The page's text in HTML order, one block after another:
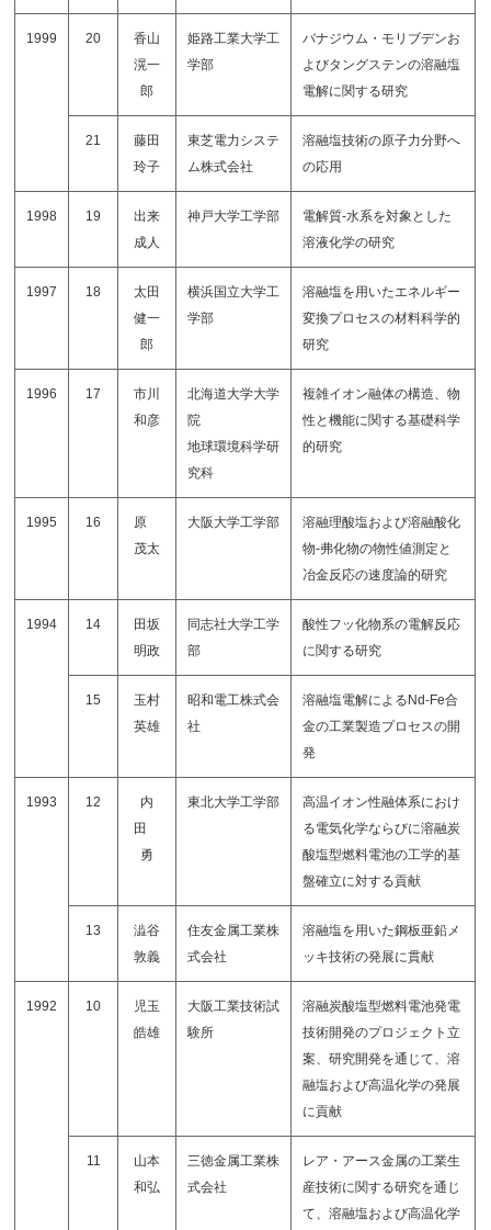
1999 20
香山
滉一
郎
姫路工業大学工
学部
バナジウム・モリブデンお
よびタングステンの溶融塩
電解に関する研究
21
藤田
玲子
東芝電力システ
ム株式会社
溶融塩技術の原子力分野へ
の応用
1998 19
出来
成人
神戸大学工学部
電解質-水系を対象とした
溶液化学の研究
1997 18
太田
健一
郎
横浜国立大学工
学部
溶融塩を用いたエネルギー
変換プロセスの材料科学的
研究
1996 17
市川
和彦
北海道大学大学
院
地球環境科学研
究科
複雑イオン融体の構造、物
性と機能に関する基礎科学
的研究
1995 16
原
茂太
大阪大学工学部
溶融理酸塩および溶融酸化
物-弗化物の物性値測定と
冶金反応の速度論的研究
1994 14
田坂
明政
同志社大学工学
部
酸性フッ化物系の電解反応
に関する研究
15
玉村
英雄
昭和電工株式会
社
溶融塩電解によるNd-Fe合
金の工業製造プロセスの開
発
1993 12
内
田
勇
東北大学工学部
高温イオン性融体系におけ
る電気化学ならびに溶融炭
酸塩型燃料電池の工学的基
盤確立に対する貢献
13
澁谷
敦義
住友金属工業株
式会社
溶融塩を用いた鋼板亜鉛メ
ッキ技術の発展に貫献
1992 10
児玉
皓雄
大阪工業技術試
験所
溶融炭酸塩型燃料電池発電
技術開発のプロジェクト立
案、研究開発を通じて、溶
融塩および高温化学の発展
に貢献
11
山本
和弘
三徳金属工業株
式会社
レア・アース金属の工業生
産技術に関する研究を通じ
て、溶融塩および高温化学